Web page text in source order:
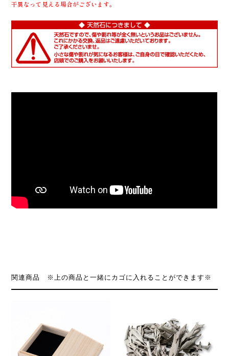
干異なって見える場合がございます。
関連商品 ※上の商品と一緒にカゴに入れることができます※